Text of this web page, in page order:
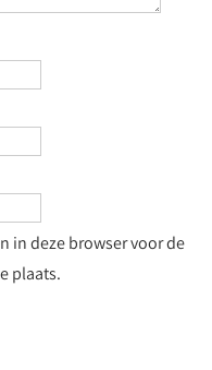
in deze browser voor de
plaats.